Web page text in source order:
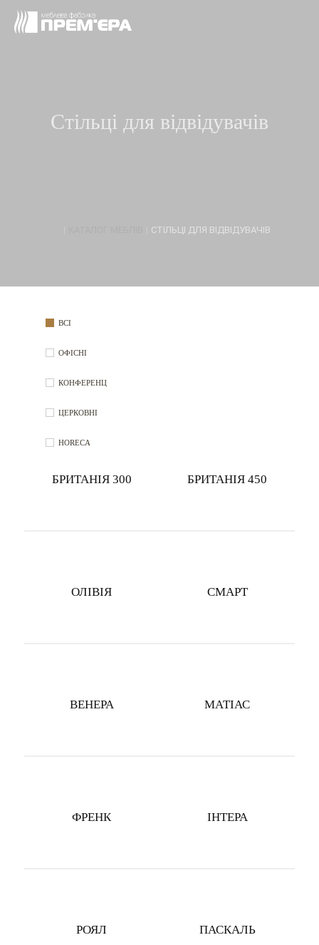
Стільці для відвідувачів
СТІЛЬЦІ ДЛЯ ВІДВІДУВАЧІВ
ВСІ
ОФІСНІ
КОНФЕРЕНЦ
ЦЕРКОВНІ
HORECA
БРИТАНІЯ 300 БРИТАНІЯ 450
ОЛІВІЯ СМАРТ
ВЕНЕРА МАТІАС
ФРЕНК ІНТЕРА
РОЯЛ ПАСКАЛЬ